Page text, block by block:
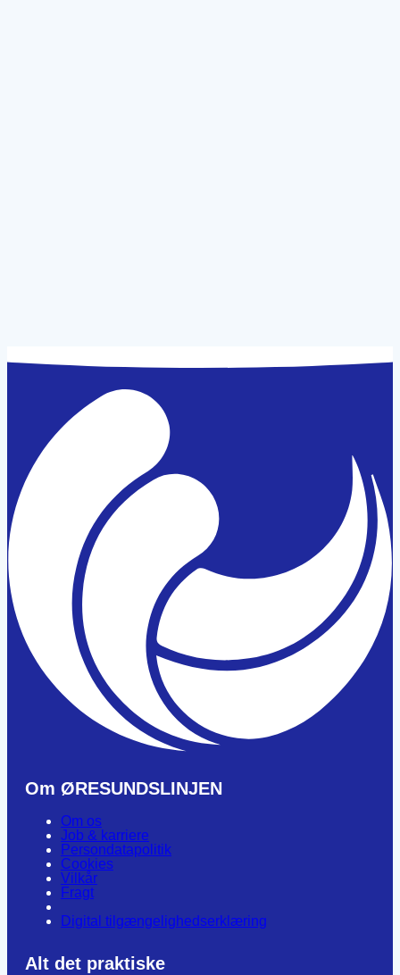
Om ØRESUNDSLINJEN
Om os
Job & karriere
Persondatapolitik
Cookies
Vilkår
Fragt
Digital tilgængelighedserklæring
Alt det praktiske